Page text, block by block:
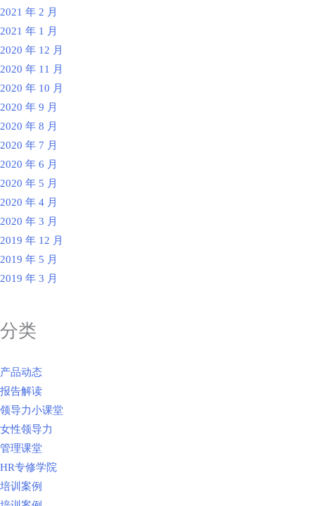
2021 年 2 月
2021 年 1 月
2020 年 12 月
2020 年 11 月
2020 年 10 月
2020 年 9 月
2020 年 8 月
2020 年 7 月
2020 年 6 月
2020 年 5 月
2020 年 4 月
2020 年 3 月
2019 年 12 月
2019 年 5 月
2019 年 3 月
分类
产品动态
报告解读
领导力小课堂
女性领导力
管理课堂
HR专修学院
培训案例